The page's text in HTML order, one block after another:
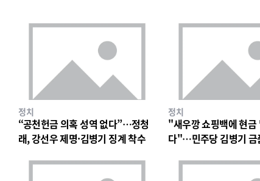
정치
“공천헌금 의혹 성역 없다”…정청
래, 강선우 제명·김병기 징계 착수
정치
"새우깡 쇼핑백에 현금
다"…민주당 김병기 금